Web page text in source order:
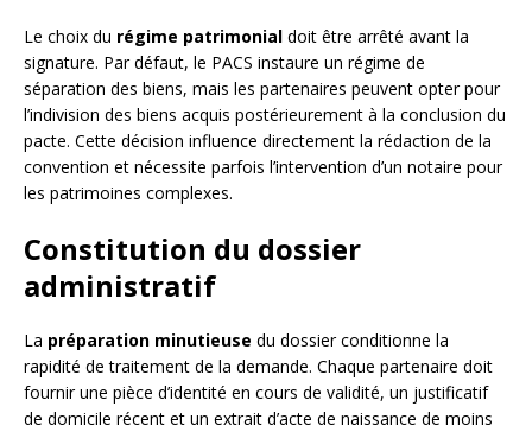
Le choix du régime patrimonial doit être arrêté avant la
signature. Par défaut, le PACS instaure un régime de
séparation des biens, mais les partenaires peuvent opter pour
l’indivision des biens acquis postérieurement à la conclusion du
pacte. Cette décision influence directement la rédaction de la
convention et nécessite parfois l’intervention d’un notaire pour
les patrimoines complexes.
Constitution du dossier
administratif
La préparation minutieuse du dossier conditionne la
rapidité de traitement de la demande. Chaque partenaire doit
fournir une pièce d’identité en cours de validité, un justificatif
de domicile récent et un extrait d’acte de naissance de moins